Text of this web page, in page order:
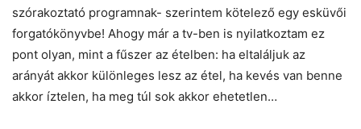
szórakoztató programnak- szerintem kötelező egy esküvői
forgatókönyvbe! Ahogy már a tv-ben is nyilatkoztam ez
pont olyan, mint a fűszer az ételben: ha eltaláljuk az
arányát akkor különleges lesz az étel, ha kevés van benne
akkor íztelen, ha meg túl sok akkor ehetetlen…